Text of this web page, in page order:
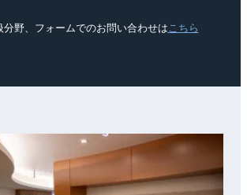
分野、フォームでのお問い合わせは こちら